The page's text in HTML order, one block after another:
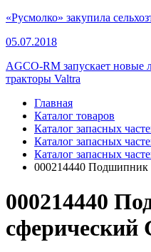
«Русмолко» закупила
05.07.2018
AGCO-RM запускает новые
тракторы Valtra
Главная
Каталог товаров
Каталог запасных
Каталог запасных
Каталог запасных
000214440 Подшипник
000214440
сферический